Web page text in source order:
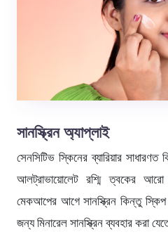
সানস্ক্রিন অ্যাপ্লাই
সেনসিটিভ স্কিনের ব্যারিয়ার
আলট্রাভায়োলেট রশ্মি ত্বকের
মেকআপের আগে সানস্ক্রিন কিন্তু স্কিপ
জন্য মিনারেল সানস্ক্রিন ব্যবহার করা